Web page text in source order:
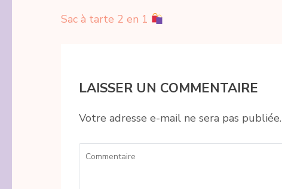
Navigation
Sac à tarte 2 en 1
LAISSER UN COMMENTAIRE
Votre adresse e-mail ne sera pas publiée.
Commentaire